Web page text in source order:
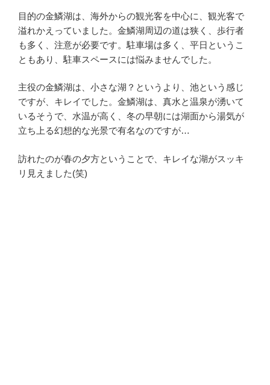
目的の金鱗湖は、海外からの観光客を中心に、観光客で
溢れかえっていました。金鱗湖周辺の道は狭く、歩行者
も多く、注意が必要です。駐車場は多く、平日というこ
ともあり、駐車スペースには悩みませんでした。
主役の金鱗湖は、小さな湖？というより、池という感じ
ですが、キレイでした。金鱗湖は、真水と温泉が湧いて
いるそうで、水温が高く、冬の早朝には湖面から湯気が
立ち上る幻想的な光景で有名なのですが…
訪れたのが春の夕方ということで、キレイな湖がスッキ
リ見えました(笑)